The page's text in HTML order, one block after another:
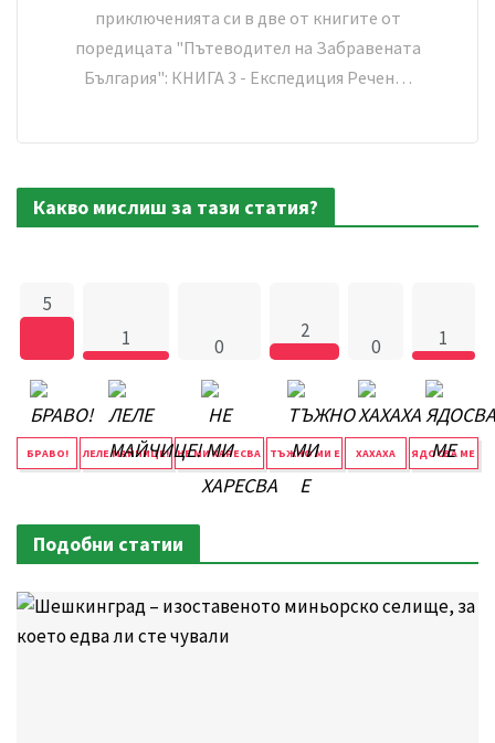
приключенията си в две от книгите от
поредицата "Пътеводител на Забравената
България": КНИГА 3 - Експедиция Речен…
Какво мислиш за тази статия?
5
БРАВО!
1
ЛЕЛЕ МАЙЧИЦЕ!
0
НЕ МИ ХАРЕСВА
2
ТЪЖНО МИ Е
0
ХАХАХА
1
ЯДОСВА МЕ
Подобни статии